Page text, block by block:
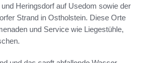
Heringsdorf auf Usedom sowie der
Strand in Ostholstein. Diese Orte
und Service wie Liegestühle,